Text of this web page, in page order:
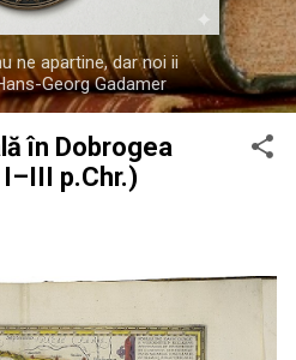
ne apartine, dar noi ii
Georg Gadamer
în Dobrogea
p.Chr.)